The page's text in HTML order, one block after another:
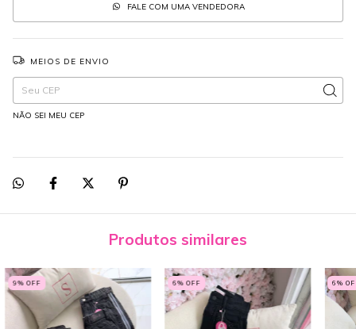
FALE COM UMA VENDEDORA
MEIOS DE ENVIO
Entregas para o CEP:
ALTERAR CEP
NÃO SEI MEU CEP
Produtos similares
9% OFF 6% OFF 6%